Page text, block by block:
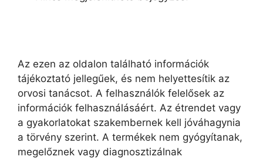
Az ezen az oldalon található információk
tájékoztató jellegűek, és nem helyettesítik az
orvosi tanácsot. A felhasználók felelősek az
információk felhasználásáért. Az étrendet vagy
a gyakorlatokat szakembernek kell jóváhagynia
a törvény szerint. A termékek nem gyógyítanak,
megelőznek vagy diagnosztizálnak